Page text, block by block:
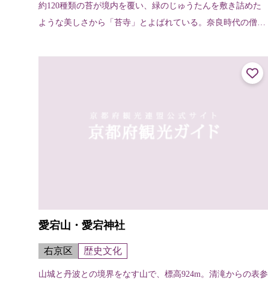
約120種類の苔が境内を覆い、緑のじゅうたんを敷き詰めた
ような美しさから「苔寺」とよばれている。奈良時代の僧行
暦応2年（1339）に夢窓...
愛宕山・愛宕神社
右京区 歴史文化
山城と丹波との境界をなす山で、標高924m。清滝からの表参